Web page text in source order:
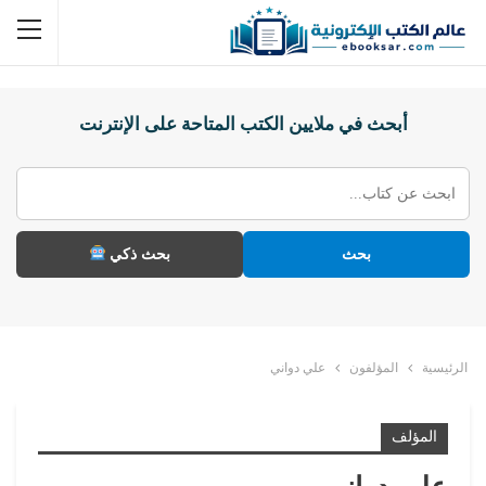
أبحث في ملايين الكتب المتاحة على الإنترنت
بحث بحث ذكي
الرئيسية المؤلفون علي دواني
المؤلف